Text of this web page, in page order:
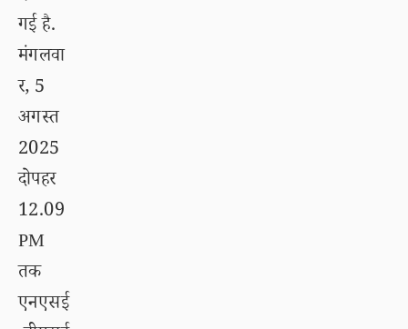
गई है.
मंगलवा
र, 5
अगस्त
2025
दोपहर
12.09
PM
तक
एनएसई